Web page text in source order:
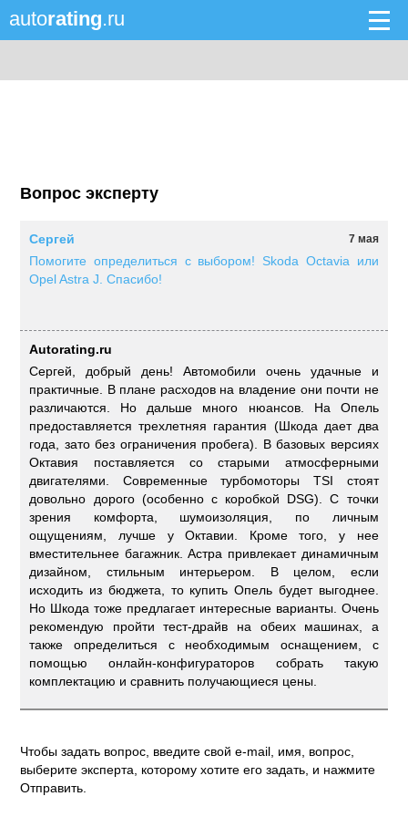
autorating.ru
Вопрос эксперту
7 мая
Сергей
Помогите определиться с выбором! Skoda Octavia или
Opel Astra J. Спасибо!
Autorating.ru
Сергей, добрый день! Автомобили очень удачные и
практичные. В плане расходов на владение они почти не
различаются. Но дальше много нюансов. На Опель
предоставляется трехлетняя гарантия (Шкода дает два
года, зато без ограничения пробега). В базовых версиях
Октавия поставляется со старыми атмосферными
двигателями. Современные турбомоторы TSI стоят
довольно дорого (особенно с коробкой DSG). С точки
зрения комфорта, шумоизоляция, по личным
ощущениям, лучше у Октавии. Кроме того, у нее
вместительнее багажник. Астра привлекает динамичным
дизайном, стильным интерьером. В целом, если
исходить из бюджета, то купить Опель будет выгоднее.
Но Шкода тоже предлагает интересные варианты. Очень
рекомендую пройти тест-драйв на обеих машинах, а
также определиться с необходимым оснащением, с
помощью онлайн-конфигураторов собрать такую
комплектацию и сравнить получающиеся цены.
Чтобы задать вопрос, введите свой e-mail, имя, вопрос,
выберите эксперта, которому хотите его задать, и нажмите
Отправить.